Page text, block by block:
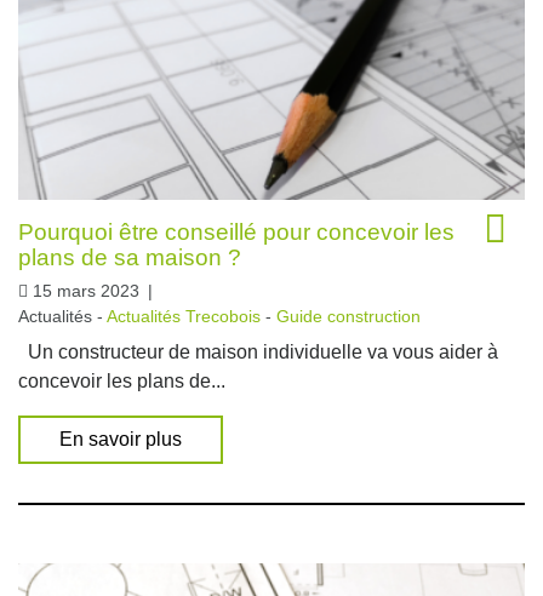
Pourquoi être conseillé pour concevoir les
plans de sa maison ?
15 mars 2023 |
Actualités - Actualités Trecobois - Guide construction
Un constructeur de maison individuelle va vous aider à
concevoir les plans de...
En savoir plus